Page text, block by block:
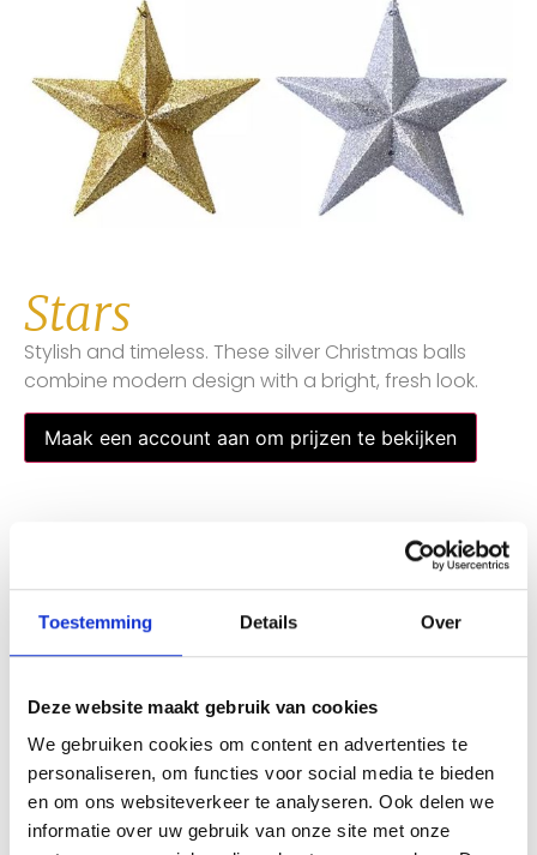
Toestemming Details Over
Deze website maakt gebruik van cookies
We gebruiken cookies om content en advertenties te
personaliseren, om functies voor social media te bieden
en om ons websiteverkeer te analyseren. Ook delen we
informatie over uw gebruik van onze site met onze
Stars
Stylish and timeless. These silver Christmas balls
combine modern design with a bright, fresh look.
Maak een account aan om prijzen te bekijken
Out of stock? Create a backorder here
Popular Combinations
Description
Product specifications